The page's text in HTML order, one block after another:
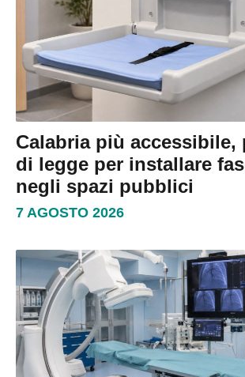
Calabria più accessibile,
di legge per installare
negli spazi pubblici
7 AGOSTO 2026